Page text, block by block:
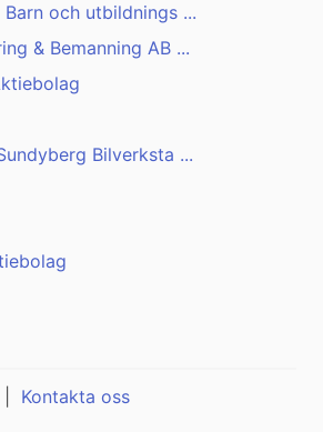
och utbildnings ...
& Bemanning AB ...
Bilverksta ...
Kontakta oss